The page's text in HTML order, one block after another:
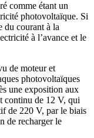
comme étant un
photovoltaïque. Si
du courant à la
à l’avance et le
de moteur et
photovoltaïques
une exposition aux
continu de 12 V, qui
de 220 V, par le biais
de recharger le